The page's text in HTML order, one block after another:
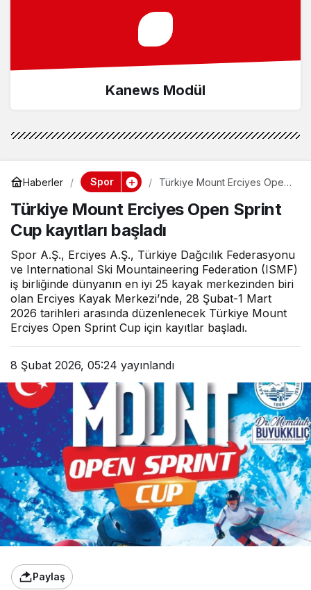
Kanews Modül
Haberler Spor
Türkiye Mount Erciyes Open
Türkiye Mount Erciyes Open Sprint
Cup kayıtları başladı
Spor A.Ş., Erciyes A.Ş., Türkiye Dağcılık Federasyonu
ve International Ski Mountaineering Federation (ISMF)
iş birliğinde dünyanın en iyi 25 kayak merkezinden biri
olan Erciyes Kayak Merkezi’nde, 28 Şubat-1 Mart
2026 tarihleri arasında düzenlenecek Türkiye Mount
Erciyes Open Sprint Cup için kayıtlar başladı.
8 Şubat 2026, 05:24 yayınlandı
Paylaş